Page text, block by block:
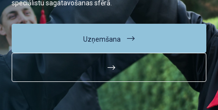
speciālistu sagatavošanas sfērā.
Uzņemšana